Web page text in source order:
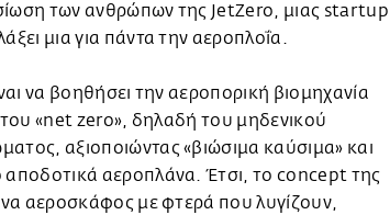
των ανθρώπων της JetZero, μιας startup
μια για πάντα την αεροπλοΐα.
να βοηθήσει την αεροπορική βιομηχανία
«net zero», δηλαδή του μηδενικού
αξιοποιώντας «βιώσιμα καύσιμα» και
αποδοτικά αεροπλάνα. Έτσι, το concept της
αεροσκάφος με φτερά που λυγίζουν,